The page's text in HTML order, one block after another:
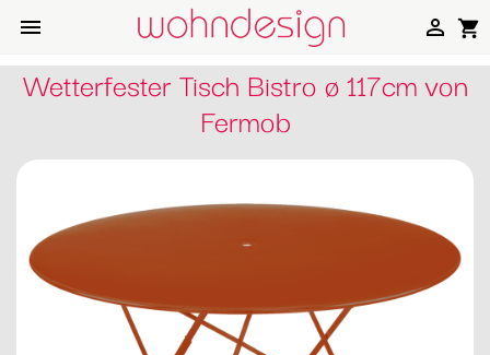
 shopping_cart

Wetterfester Tisch Bistro ø 117cm von
Fermob